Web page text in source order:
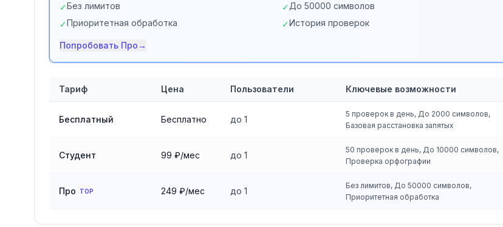
✓Без лимитов ✓До 50000 символов
✓Приоритетная обработка ✓История проверок
Попробовать Про→
Тариф Цена Пользователи Ключевые возможности
Бесплатный Бесплатно до 1
5 проверок в день, До 2000 символов,
Базовая расстановка запятых
Студент 99 ₽/мес до 1
50 проверок в день, До 10000 символов,
Проверка орфографии
Про TOP 249 ₽/мес до 1
Без лимитов, До 50000 символов,
Приоритетная обработка